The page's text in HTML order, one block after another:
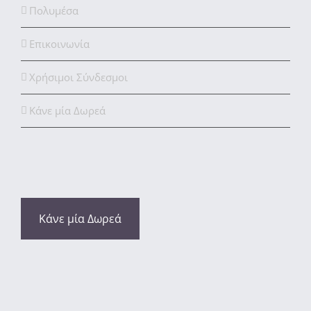
Πολυμέσα
Επικοινωνία
Χρήσιμοι Σύνδεσμοι
Κάνε μία Δωρεά
Κάνε μία Δωρεά